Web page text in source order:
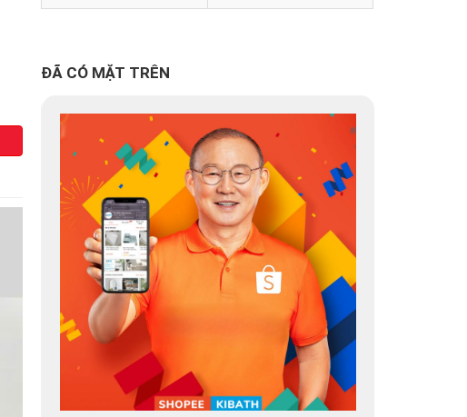
ĐÃ CÓ MẶT TRÊN